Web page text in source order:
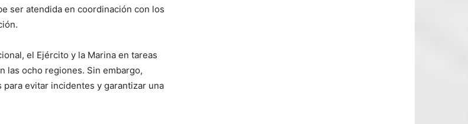
ser atendida en coordinación con los
el Ejército y la Marina en tareas
las ocho regiones. Sin embargo,
evitar incidentes y garantizar una